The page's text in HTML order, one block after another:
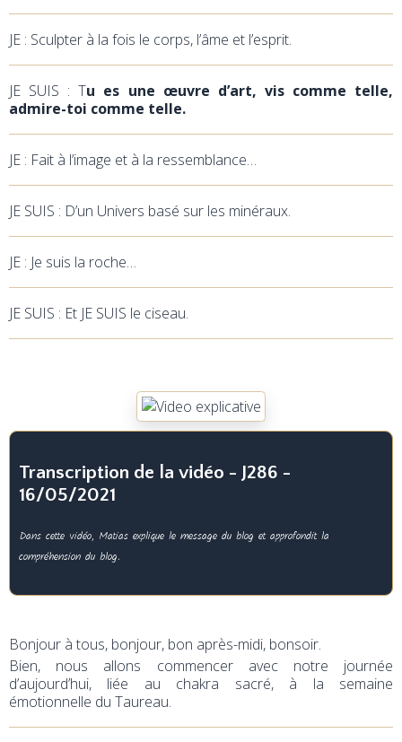
JE : Sculpter à la fois le corps, l’âme et l’esprit.
JE SUIS : Tu es une œuvre d’art, vis comme telle,
admire-toi comme telle.
JE : Fait à l’image et à la ressemblance…
JE SUIS : D’un Univers basé sur les minéraux.
JE : Je suis la roche…
JE SUIS : Et JE SUIS le ciseau.
Transcription de la vidéo - J286 -
16/05/2021
Dans cette vidéo, Matias explique le message du blog et approfondit la
compréhension du blog.
Bonjour à tous, bonjour, bon après-midi, bonsoir.
Bien, nous allons commencer avec notre journée
d’aujourd’hui, liée au chakra sacré, à la semaine
émotionnelle du Taureau.